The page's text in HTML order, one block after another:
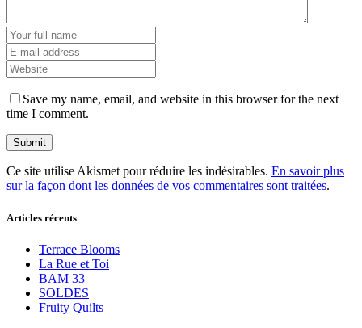
Save my name, email, and website in this browser for the next
time I comment.
Ce site utilise Akismet pour réduire les indésirables. En savoir plus
sur la façon dont les données de vos commentaires sont traitées.
Articles récents
Terrace Blooms
La Rue et Toi
BAM 33
SOLDES
Fruity Quilts